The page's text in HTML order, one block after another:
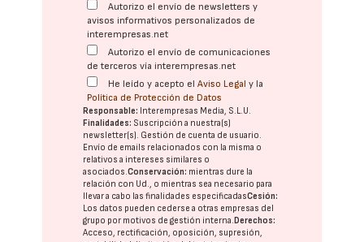
Autorizo el envío de newsletters y
avisos informativos personalizados de
interempresas.net
Autorizo el envío de comunicaciones
de terceros vía interempresas.net
He leído y acepto elAviso Legal y la
Política de Protección de Datos
Responsable: Interempresas Media, S.L.U.
Finalidades: Suscripción a nuestra(s)
newsletter(s). Gestión de cuenta de usuario.
Envío de emails relacionados con la misma o
relativos a intereses similares o
asociados.Conservación: mientras dure la
relación con Ud., o mientras sea necesario para
llevar a cabo las finalidades especificadasCesión:
Los datos pueden cederse a otras empresas del
grupo por motivos de gestión interna. Derechos:
Acceso, rectificación, oposición, supresión,